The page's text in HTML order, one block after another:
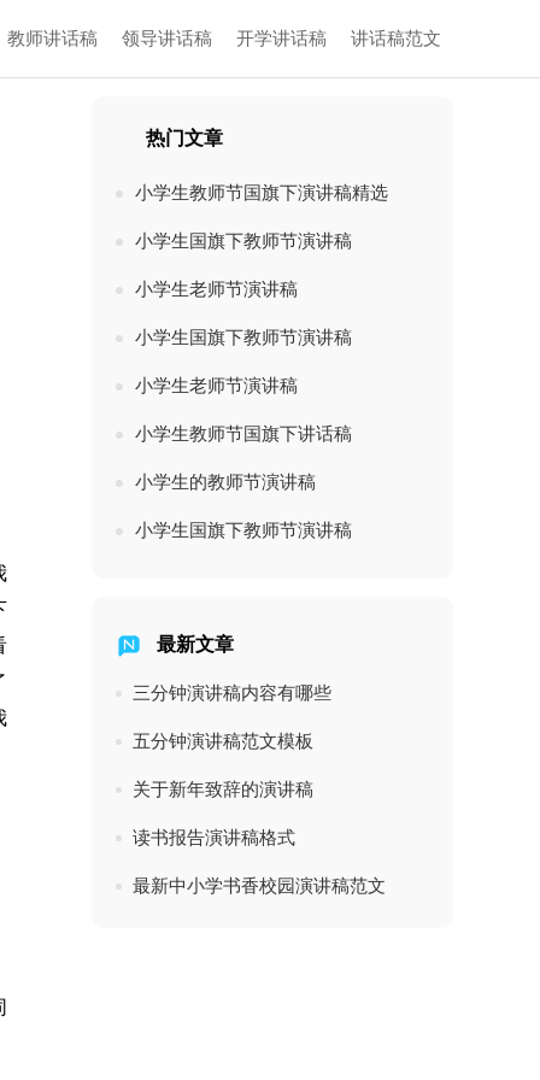
教师讲话稿 领导讲话稿 开学讲话稿 讲话稿范文
热门文章
小学生教师节国旗下演讲稿精选
小学生国旗下教师节演讲稿
小学生老师节演讲稿
小学生国旗下教师节演讲稿
小学生老师节演讲稿
小学生教师节国旗下讲话稿
小学生的教师节演讲稿
小学生国旗下教师节演讲稿
最新文章
三分钟演讲稿内容有哪些
五分钟演讲稿范文模板
关于新年致辞的演讲稿
读书报告演讲稿格式
最新中小学书香校园演讲稿范文